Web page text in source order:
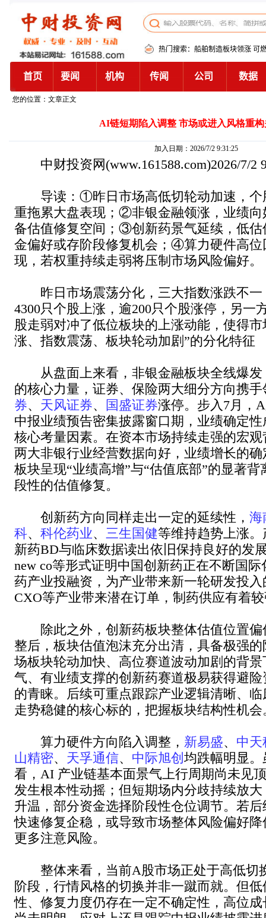
您的位置：文章正文
AI链短期陷入调整 市场或进入风格重
加入日期：2026/7/2 9:31:25
中财投资网 (www.161588.com)2026/7/2
导读：①昨日市场高低切轮动加速，个
重拖累大盘表现；②非银金融领涨，业绩向
备估值修复空间；③创新药景气延续，低估
金偏好或存阶段修复机会；④算力硬件高位
现，若权重持续走弱将压制市场风险偏好。
昨日市场震荡分化，三大指数涨跌不一
4300只个股上涨，逾200只个股涨停，另一
股走弱对冲了低位板块的上涨动能，使得
涨、指数震荡、板块轮动加剧”的分化特征
从盘面上来看，非银金融板块全线爆发
的核心力量，证券、保险两大细分方向携
券、 天风证券、 国盛证券涨停。步入7月，
中报业绩预告密集披露窗口期，业绩确定
核心考量因素。在资本市场持续走强的宏
两大非银行业经营数据向好，业绩增长的
板块呈现“业绩高增”与“估值底部”的显著
段性的估值修复。
创新药方向同样走出一定的延续性， 海
科、 科伦药业、 三生国健等维持趋势上涨
新药BD与临床数据读出依旧保持良好的发
new co等形式证明中国创新药正在不断国
药产业投融资，为产业带来新一轮研发投
CXO等产业带来潜在订单，制药供应有着
除此之外，创新药板块整体估值位置偏
整后，板块估值泡沫充分出清，具备极强
场板块轮动加快、高位赛道波动加剧的背
气、有业绩支撑的创新药赛道极易获得避
的青睐。后续可重点跟踪产业逻辑清晰、
走势稳健的核心标的，把握板块结构性机会
算力硬件方向陷入调整， 新易盛、 中天
山精密、 天孚通信、 中际旭创 均跌幅明显
看，AI 产业链基本面景气上行周期尚未见
发生根本性动摇；但短期场内分歧持续放
升温，部分资金选择阶段性仓位调节。若
快速修复企稳，或导致市场整体风险偏好
更多注意风险。
整体来看，当前A股市场正处于高低切
阶段，行情风格的切换并非一蹴而就。但
性、修复力度仍存在一定不确定性，高位